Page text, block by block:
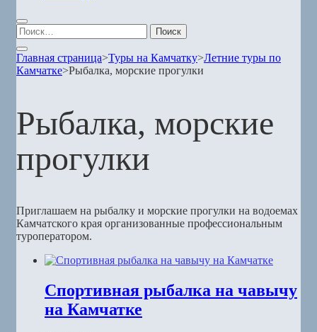
Найти:
Главная страница>Туры на Камчатку>Летние туры по
Камчатке>Рыбалка, морские прогулки
Рыбалка, морские
прогулки
Приглашаем на рыбалку и морские прогулки на водоемах
Камчатского края организованные профессиональным
туроператором.
Спортивная рыбалка на чавычу
на Камчатке